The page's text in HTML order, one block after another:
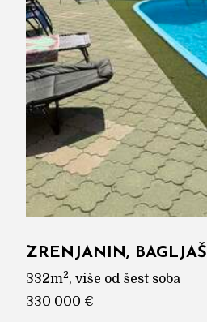
ZRENJANIN, BAGLJAŠ
332m2, više od šest soba
330 000 €